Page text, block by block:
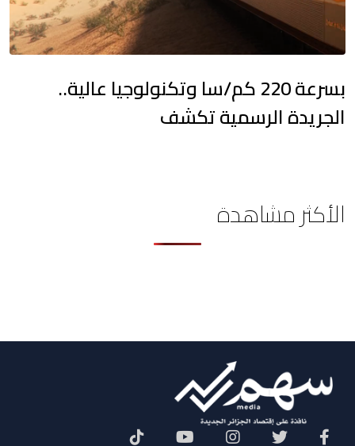
بسرعة 220 كم/سا وتكنولوجيا عالية..
الجريدة الرسمية تكشف
الأكثر مشاهدة